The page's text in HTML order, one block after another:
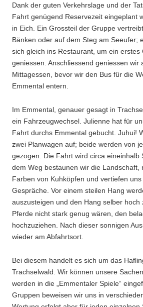
Dank der guten Verkehrslage und der
Fahrt genügend Reservezeit eingeplant
in Eich. Ein Grossteil der Gruppe
Bänken oder auf dem Steg am Seeufer;
sich gleich ins Restaurant, um ein erstes
geniessen. Anschliessend geniessen wir
Mittagessen, bevor wir den Bus für die
Emmental entern.
Im Emmental, genauer gesagt in
ein Fahrzeugwechsel. Julienne hat für
Fahrt durchs Emmental gebucht. Juhui!
zwei Planwagen auf; beide werden von
gezogen. Die Fahrt wird circa eineinhalb
dem Weg bestaunen wir die Landschaft,
Farben von Kuhköpfen und vertiefen
Gespräche. Vor einem steilen Hang
auszusteigen und den Hang selber hoch
Pferde nicht stark genug wären, den
hochzuziehen. Nach dieser sonnigen
wieder am Abfahrtsort.
Bei diesem handelt es sich um das
Trachselwald. Wir können unsere
werden in die „Emmentaler Spiele“
Gruppen beweisen wir uns in